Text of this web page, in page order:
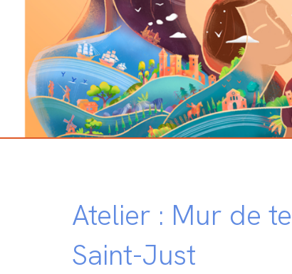
Atelier : Mur de
Saint-Just